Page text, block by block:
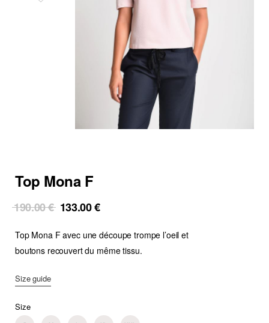
Top Mona F
190.00€ Original
was:
190.00 €.
133.00€
is:
133.00 €.
Top Mona F avec une découpe trompe l’oeil et
boutons recouvert du même tissu.
Size guide
Size